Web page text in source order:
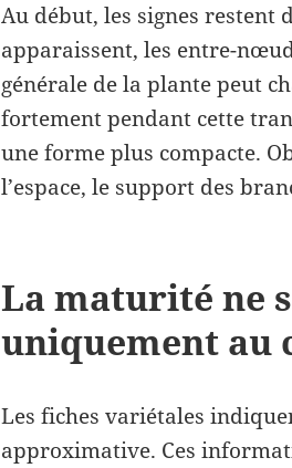
Au début, les signes restent
apparaissent, les entre-
générale de la plante peut
fortement pendant cette
une forme plus compacte.
l’espace, le support des
La maturité ne
uniquement au
Les fiches variétales
approximative. Ces